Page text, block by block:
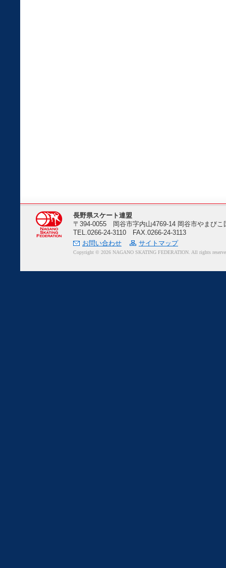
長野県スケート連盟
〒394-0055 岡谷市字内山4769-14 岡谷市やまびこ
TEL.0266-24-3110 FAX.0266-24-3113
お問い合わせ
サイトマップ
Copyright © 2026 NAGANO SKATING FEDERATION. All rights